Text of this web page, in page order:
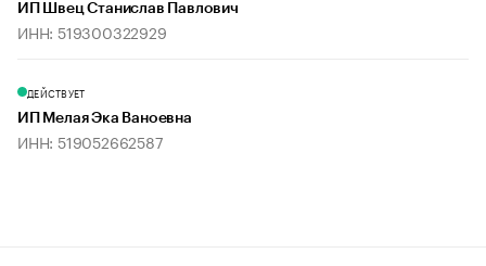
ИП Швец Станислав Павлович
ИНН: 519300322929
ДЕЙСТВУЕТ
ИП Мелая Эка Ваноевна
ИНН: 519052662587